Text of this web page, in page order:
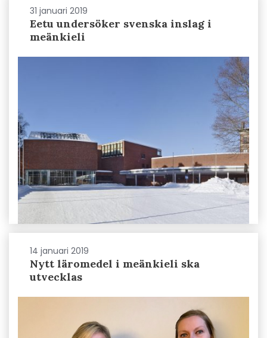
31 januari 2019
Eetu undersöker svenska inslag i
meänkieli
14 januari 2019
Nytt läromedel i meänkieli ska
utvecklas